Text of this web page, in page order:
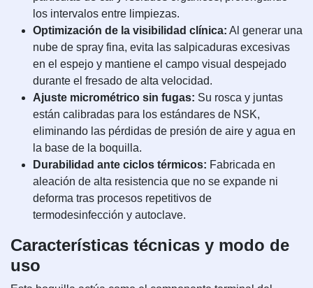
los intervalos entre limpiezas.
Optimización de la visibilidad clínica: Al generar una
nube de spray fina, evita las salpicaduras excesivas
en el espejo y mantiene el campo visual despejado
durante el fresado de alta velocidad.
Ajuste micrométrico sin fugas: Su rosca y juntas
están calibradas para los estándares de NSK,
eliminando las pérdidas de presión de aire y agua en
la base de la boquilla.
Durabilidad ante ciclos térmicos: Fabricada en
aleación de alta resistencia que no se expande ni
deforma tras procesos repetitivos de
termodesinfección y autoclave.
Características técnicas y modo de
uso